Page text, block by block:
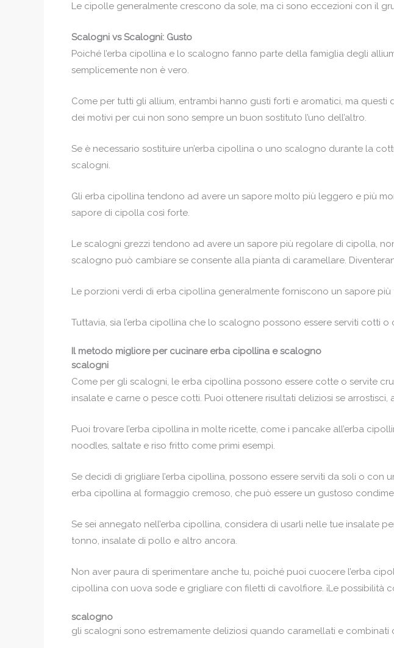
Le cipolle generalmente crescono da sole, ma ci sono eccezioni con il
Scalogni vs Scalogni: Gusto
Poiché l’erba cipollina e lo scalogno fanno parte della famiglia degli
semplicemente non è vero.
Come per tutti gli allium, entrambi hanno gusti forti e aromatici, ma
dei motivi per cui non sono sempre un buon sostituto l’uno dell’altro.
Se è necessario sostituire un’erba cipollina o uno scalogno durante la
scalogni.
Gli erba cipollina tendono ad avere un sapore molto più leggero e più
sapore di cipolla così forte.
Le scalogni grezzi tendono ad avere un sapore più regolare di cipolla,
scalogno può cambiare se consente alla pianta di caramellare.
Le porzioni verdi di erba cipollina generalmente forniscono un sapore
Tuttavia, sia l’erba cipollina che lo scalogno possono essere serviti cotti
Il metodo migliore per cucinare erba cipollina e scalogno
scalogni
Come per gli scalogni, le erba cipollina possono essere cotte o servite
insalate e carne o pesce cotti. Puoi ottenere risultati deliziosi se arrostisci,
Puoi trovare l’erba cipollina in molte ricette, come i pancake all’erba
noodles, saltate e riso fritto come primi esempi.
Se decidi di grigliare l’erba cipollina, possono essere serviti da soli o
erba cipollina al formaggio cremoso, che può essere un gustoso
Se sei annegato nell’erba cipollina, considera di usarli nelle tue insalate
tonno, insalate di pollo e altro ancora.
Non aver paura di sperimentare anche tu, poiché puoi cuocere l’erba
cipollina con uova sode e grigliare con filetti di cavolfiore. ¡Le possibilità
scalogno
gli scalogni sono estremamente deliziosi quando caramellati e combinati